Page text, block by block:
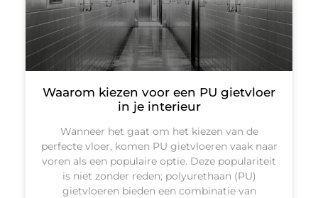
Waarom kiezen voor een PU gietvloer
in je interieur
Wanneer het gaat om het kiezen van de
perfecte vloer, komen PU gietvloeren vaak naar
voren als een populaire optie. Deze populariteit
is niet zonder reden; polyurethaan (PU)
gietvloeren bieden een combinatie van